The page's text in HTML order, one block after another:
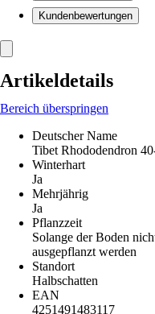
Kundenbewertungen
Artikeldetails
Bereich überspringen
Deutscher Name
Tibet Rhododendron
Winterhart
Ja
Mehrjährig
Ja
Pflanzzeit
Solange der Boden
ausgepflanzt werden
Standort
Halbschatten
EAN
4251491483117